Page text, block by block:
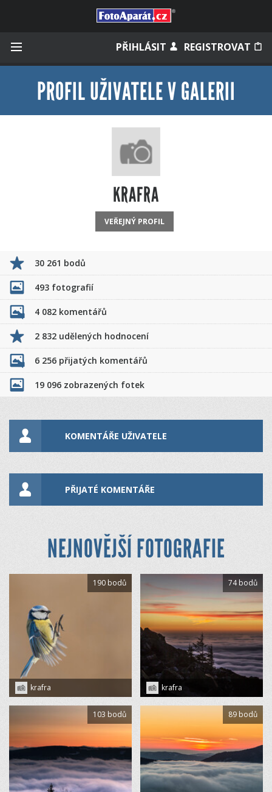
PŘIHLÁSIT REGISTROVAT
Zapomněli jste heslo?
Měli jste účet na starém webu?
PROFIL UŽIVATELE V GALERII
KRAFRA
VEŘEJNÝ PROFIL
30 261 bodů
493 fotografií
4 082 komentářů
2 832 udělených hodnocení
6 256 přijatých komentářů
19 096 zobrazených fotek
KOMENTÁŘE UŽIVATELE
PŘIJATÉ KOMENTÁŘE
NEJNOVĚJŠÍ FOTOGRAFIE
krafra
190 bodů
krafra
74 bodů
103 bodů 89 bodů